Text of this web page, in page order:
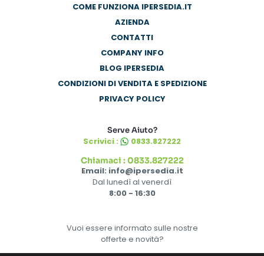
COME FUNZIONA IPERSEDIA.IT
AZIENDA
CONTATTI
COMPANY INFO
BLOG IPERSEDIA
CONDIZIONI DI VENDITA E SPEDIZIONE
PRIVACY POLICY
Serve Aiuto?
Scrivici : 0833.827222
Chiamaci : 0833.827222
Email: info@ipersedia.it
Dal lunedì al venerdì
8:00 - 16:30
Vuoi essere informato sulle nostre
offerte e novità?